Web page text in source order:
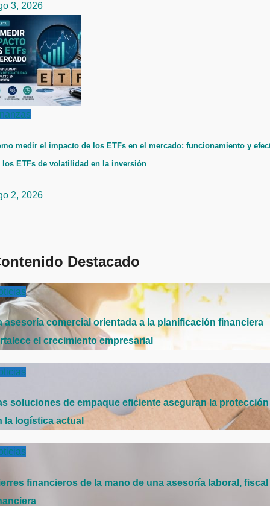
3, 2026
medir el impacto de los ETFs en el mercado: funcionamiento y
los ETFs de volatilidad en la inversión
2, 2026
Destacado
asesoría comercial orientada a la planificación financiera
el crecimiento empresarial
soluciones de empaque eficiente aseguran la protección
la logística actual
financieros de la mano de una asesoría laboral, fiscal